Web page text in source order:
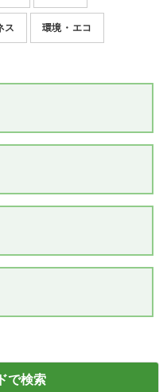
ス 環境・エコ
で検索